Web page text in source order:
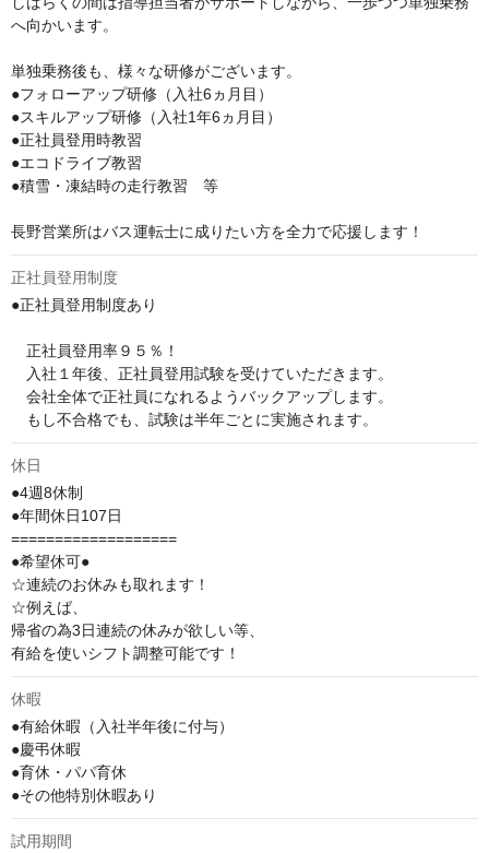
へ向かいます。
単独乗務後も、様々な研修がございます。
●フォローアップ研修（入社6ヵ月目）
●スキルアップ研修（入社1年6ヵ月目）
●正社員登用時教習
●エコドライブ教習
●積雪・凍結時の走行教習　等
長野営業所はバス運転士に成りたい方を全力で応援します！
正社員登用制度
●正社員登用制度あり
正社員登用率９５％！
入社１年後、正社員登用試験を受けていただきます。
会社全体で正社員になれるようバックアップします。
もし不合格でも、試験は半年ごとに実施されます。
休日
●4週8休制
●年間休日107日
===================
●希望休可●
☆連続のお休みも取れます！
☆例えば、
帰省の為3日連続の休みが欲しい等、
有給を使いシフト調整可能です！
休暇
●有給休暇（入社半年後に付与）
●慶弔休暇
●育休・パパ育休
●その他特別休暇あり
試用期間